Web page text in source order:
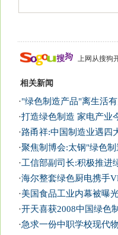
上网从搜狗
相关新闻
·"绿色制造产品"离生活
·打造绿色制造 家电产业
·路甬祥:中国制造业遇四
·聚焦制博会:太钢"绿色
·工信部副司长:积极推进
·海尔整套绿色厨电携手
·美国食品工业内幕被曝
·开天喜获2008中国绿色
·急求一份中职学校现代